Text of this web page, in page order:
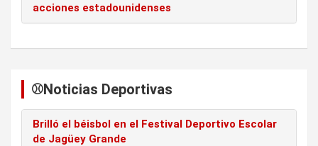
acciones estadounidenses
⚾️Noticias Deportivas
Brilló el béisbol en el Festival Deportivo Escolar
de Jagüey Grande